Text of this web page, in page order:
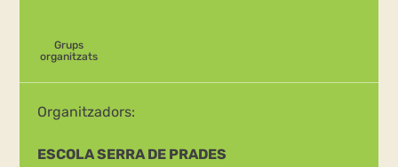
Grups
organitzats
Organitzadors:
ESCOLA SERRA DE PRADES